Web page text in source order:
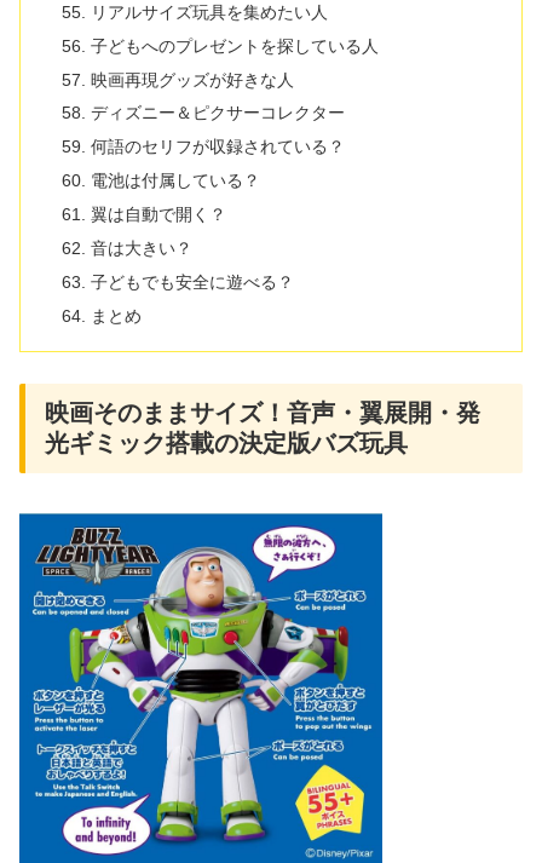
リアルサイズ玩具を集めたい人
子どもへのプレゼントを探している人
映画再現グッズが好きな人
ディズニー＆ピクサーコレクター
何語のセリフが収録されている？
電池は付属している？
翼は自動で開く？
音は大きい？
子どもでも安全に遊べる？
まとめ
映画そのままサイズ！音声・翼展開・発
光ギミック搭載の決定版バズ玩具